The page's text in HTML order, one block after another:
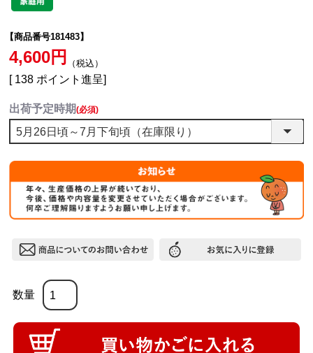
【商品番号181483】
4,600 税込
[ 138 ポイント進呈]
出荷予定時期(必須)